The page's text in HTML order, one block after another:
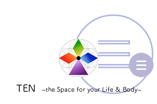
TEN ~the Space for your Life & Body~